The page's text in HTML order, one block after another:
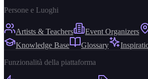
Persone e Luoghi
Artists & Teachers Event Organizers
Knowledge Base
Glossary
Funzionalità della piattaforma